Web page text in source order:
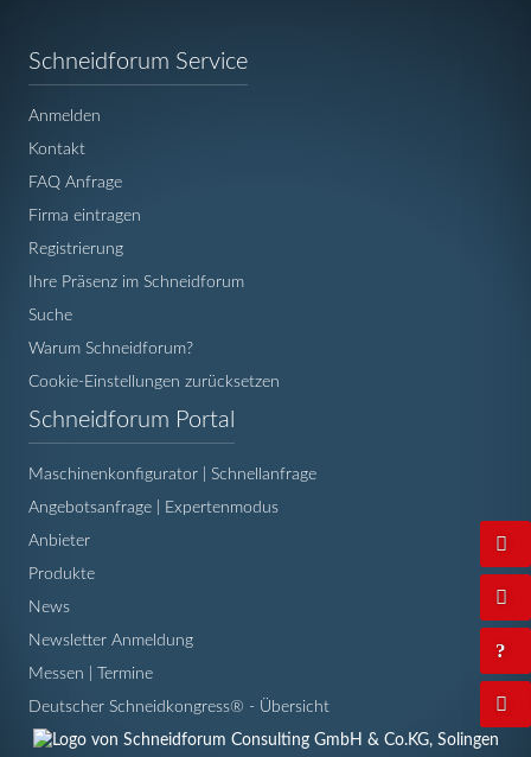
Schneidforum ServiceNavigation
Anmelden
Kontakt
FAQ Anfrage
Firma eintragen
Registrierung
Ihre Präsenz im Schneidforum
Suche
Warum Schneidforum?
Cookie-Einstellungen zurücksetzen
Schneidforum Portal
Maschinenkonfigurator | Schnellanfrage
Angebotsanfrage | Expertenmodus
Anbieter
Produkte
News
Newsletter Anmeldung
Messen | Termine
Deutscher Schneidkongress® - Übersicht